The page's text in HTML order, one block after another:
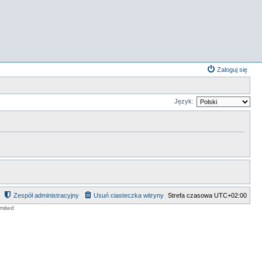
Zaloguj się
Język:
Strefa czasowa UTC+02:00
Usuń ciasteczka witryny
Zespół administracyjny